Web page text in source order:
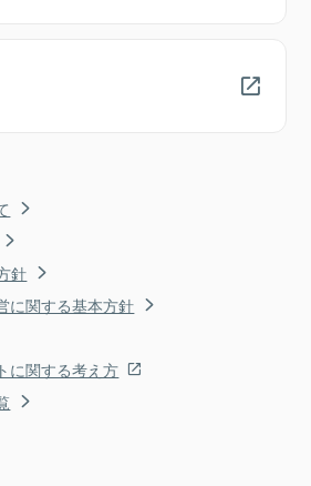
針
に関する基本方針
に関する考え方